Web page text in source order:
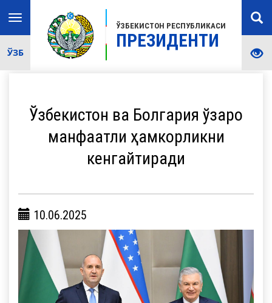
ЎЗБЕКИСТОН РЕСПУБЛИКАСИ
ПРЕЗИДЕНТИ
Toggle
navigation
ЎЗБ
Ўзбекистон ва Болгария ўзаро
манфаатли ҳамкорликни
кенгайтиради
10.06.2025